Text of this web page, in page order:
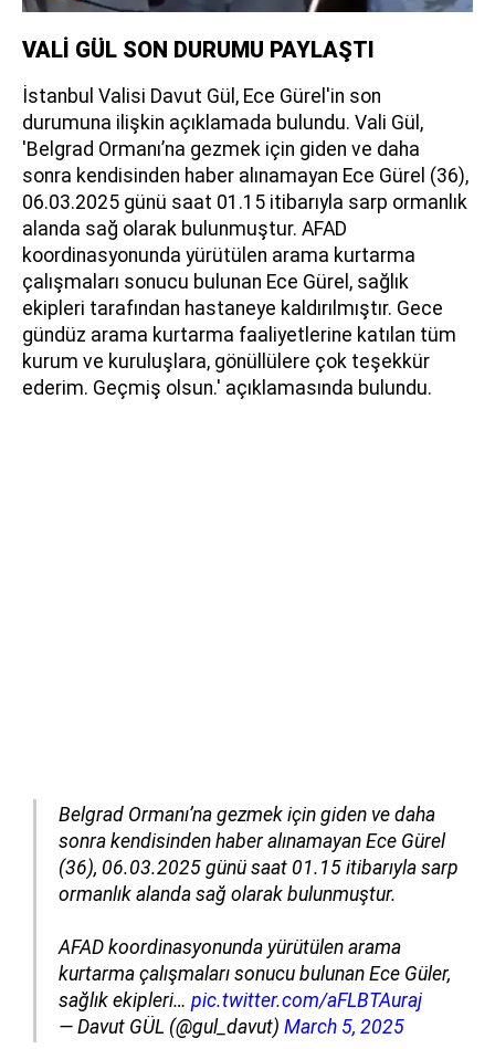
VALİ GÜL SON DURUMU PAYLAŞTI
İstanbul Valisi Davut Gül, Ece Gürel'in son
durumuna ilişkin açıklamada bulundu. Vali Gül,
'Belgrad Ormanı’na gezmek için giden ve daha
sonra kendisinden haber alınamayan Ece Gürel (36),
06.03.2025 günü saat 01.15 itibarıyla sarp ormanlık
alanda sağ olarak bulunmuştur. AFAD
koordinasyonunda yürütülen arama kurtarma
çalışmaları sonucu bulunan Ece Gürel, sağlık
ekipleri tarafından hastaneye kaldırılmıştır. Gece
gündüz arama kurtarma faaliyetlerine katılan tüm
kurum ve kuruluşlara, gönüllülere çok teşekkür
ederim. Geçmiş olsun.' açıklamasında bulundu.
Belgrad Ormanı’na gezmek için giden ve daha
sonra kendisinden haber alınamayan Ece Gürel
(36), 06.03.2025 günü saat 01.15 itibarıyla sarp
ormanlık alanda sağ olarak bulunmuştur.
AFAD koordinasyonunda yürütülen arama
kurtarma çalışmaları sonucu bulunan Ece Güler,
sağlık ekipleri… pic.twitter.com/aFLBTAuraj
— Davut GÜL (@gul_davut) March 5, 2025